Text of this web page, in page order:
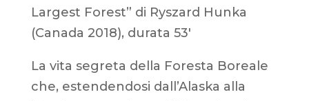
Largest Forest” di Ryszard Hunka
(Canada 2018), durata 53′
La vita segreta della Foresta Boreale
che, estendendosi dall’Alaska alla